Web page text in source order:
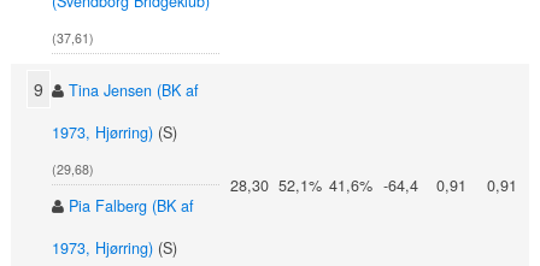
(37,61)
9
Tina Jensen (BK af
1973, Hjørring) (S)
(29,68)
Pia Falberg (BK af
1973, Hjørring) (S)
28,30 52,1% 41,6% -64,4 0,91 0,91